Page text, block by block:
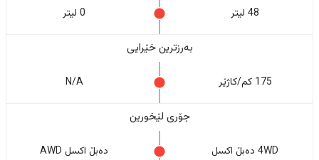
48 لیتر 0 لیتر
بەرزترین خێرایی
175 کم/کاژێر N/A
جۆری لێخورین
4WD دەبڵ اکسل دەبڵ اکسل AWD